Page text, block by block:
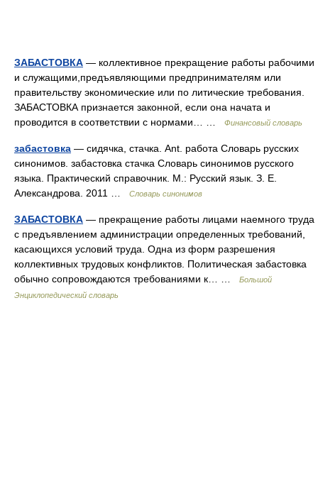
ЗАБАСТОВКА — коллективное прекращение работы рабочими
и служащими,предъявляющими предпринимателям или
правительству экономические или по литические требования.
ЗАБАСТОВКА признается законной, если она начата и
проводится в соответствии с нормами… …
Финансовый словарь
забастовка — сидячка, стачка. Ant. работа Словарь русских
синонимов. забастовка стачка Словарь синонимов русского
языка. Практический справочник. М.: Русский язык. З. Е.
Александрова. 2011 …
Словарь синонимов
ЗАБАСТОВКА — прекращение работы лицами наемного труда
с предъявлением администрации определенных требований,
касающихся условий труда. Одна из форм разрешения
коллективных трудовых конфликтов. Политическая забастовка
обычно сопровождаются требованиями к… …
Большой
Энциклопедический словарь